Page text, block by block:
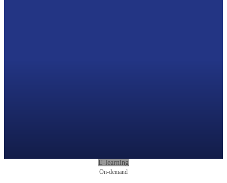
E-learning
On-demand